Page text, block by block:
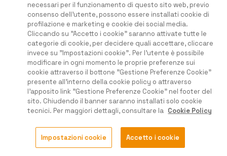
necessari per il funzionamento di questo sito web, previo
consenso dell'utente, possono essere installati cookie di
profilazione e marketing e cookie dei social media.
Cliccando su "Accetto i cookie" saranno attivate tutte le
categorie di cookie, per decidere quali accettare, cliccare
invece su "Impostazioni cookie". Per l'utente è possibile
modificare in ogni momento le proprie preferenze sui
cookie attraverso il bottone "Gestione Preferenze Cookie"
presente all'interno della cookie policy o attraverso
l'apposito link "Gestione Preferenze Cookie" nel footer del
sito. Chiudendo il banner saranno installati solo cookie
tecnici. Per maggiori dettagli, consultare la Cookie Policy
Impostazioni cookie Accetto i cookie